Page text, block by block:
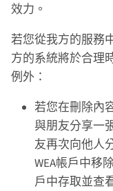
效力。
若您從我方的服務
方的系統將於合理
例外：
若您在刪除內
與朋友分享一
友再次向他人
WEA帳戶中移
戶中存取並查